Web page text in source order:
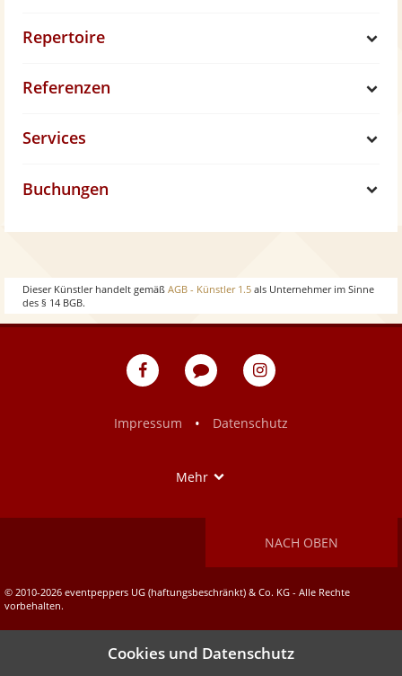
Repertoire
w
Referenzen
o
Services
h
Buchungen
Dieser Künstler handelt gemäß AGB - Künstler 1.5 als Unternehmer im Sinne
des § 14 BGB.
eventpeppers
Blog
eventpeppers
Impressum
• Datenschutz
Mehr
NACH OBEN
© 2010-2026 eventpeppers UG (haftungsbeschränkt) & Co. KG - Alle Rechte
vorbehalten.
Cookies und Datenschutz